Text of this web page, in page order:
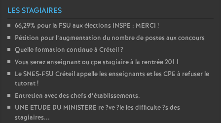
LES STAGIAIRES
66,29% pour la FSU aux élections INSPE : MERCI !
Pétition pour l’augmentation du nombre de postes aux concours
Quelle formation continue à Créteil?
Vous serez enseignant ou cpe stagiaire à la rentrée 2011
LeSNES-FSU Créteil appelle les enseignants et les CPE à refuser le
tutorat!
Entretien avec des chefs d’établissements.
UNE ETUDE DU MINISTERE re?ve?le les difficulte?s des
stagiaires...